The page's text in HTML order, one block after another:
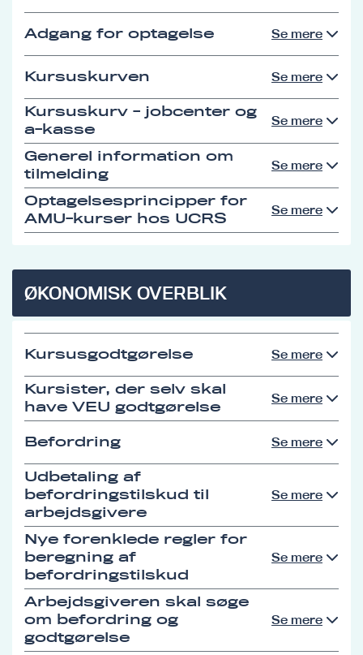
Adgang for optagelse Se mere
Kursuskurven Se mere
Kursuskurv - jobcenter og
a-kasse
Se mere
Generel information om
tilmelding
Se mere
Optagelsesprincipper for
AMU-kurser hos UCRS
Se mere
ØKONOMISK OVERBLIK
Kursusgodtgørelse Se mere
Kursister, der selv skal
have VEU godtgørelse
Se mere
Befordring Se mere
Udbetaling af
befordringstilskud til
arbejdsgivere
Se mere
Nye forenklede regler for
beregning af
befordringstilskud
Se mere
Arbejdsgiveren skal søge
om befordring og
godtgørelse
Se mere